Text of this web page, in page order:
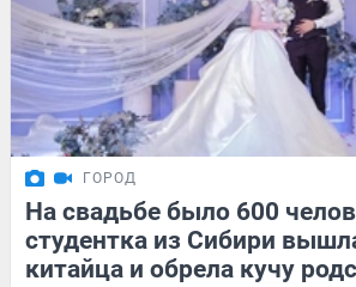
ГОРОД
На свадьбе было 600
студентка из Сибири
китайца и обрела кучу